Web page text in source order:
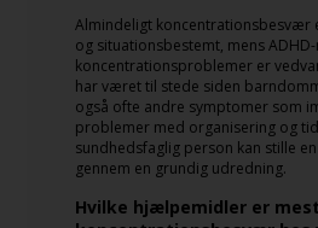
Almindeligt koncentrationsbesvær
og situationsbestemt, mens
koncentrationsproblemer er
har været til stede siden
også ofte andre symptomer som
problemer med organisering og
sundhedsfaglig person kan stille
gennem en grundig udredning.
Hvilke hjælpemidler er